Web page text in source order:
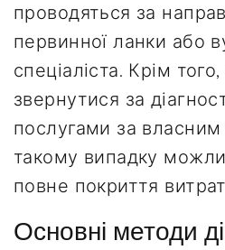
проводяться за
первинної ланки або
спеціаліста. Крім
звернутися за
послугами за
такому випадку
повне покриття
Основні методи